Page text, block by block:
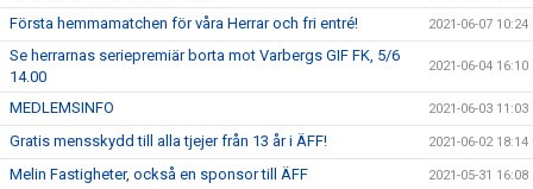
Första hemmamatchen för våra Herrar och fri entré! 2021-06-07 10:24
Se herrarnas seriepremiär borta mot Varbergs GIF FK, 5/6
14.00
2021-06-04 16:10
MEDLEMSINFO 2021-06-03 11:03
Gratis mensskydd till alla tjejer från 13 år i ÄFF! 2021-06-02 18:14
Melin Fastigheter, också en sponsor till ÄFF 2021-05-31 16:08